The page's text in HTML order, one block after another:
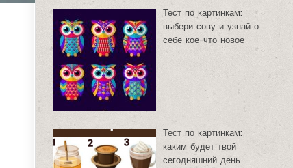
Тест по картинкам:
выбери сову и узнай о
себе кое-что новое
Тест по картинкам:
каким будет твой
сегодняшний день